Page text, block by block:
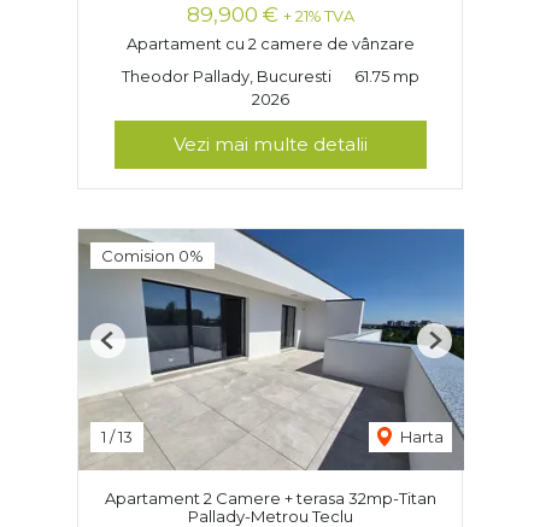
89,900 € + 21% TVA
Apartament cu 2 camere de vânzare
Theodor Pallady, Bucuresti
61.75 mp
2026
Vezi mai multe detalii
Comision 0%
1 /13 Harta
Previous Next
Apartament 2 Camere + terasa 32mp-Titan
Pallady-Metrou Teclu